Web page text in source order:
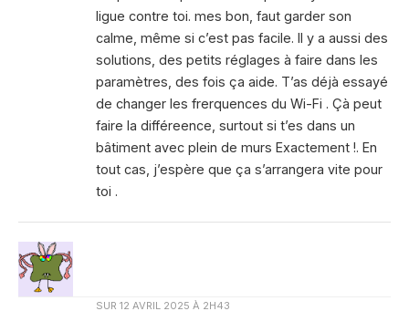
ligue contre toi. mes bon, faut garder son
calme, même si c’est pas facile. Il y a aussi des
solutions, des petits réglages à faire dans les
paramètres, des fois ça aide. T’as déjà essayé
de changer les frerquences du Wi-Fi . Çà peut
faire la différeence, surtout si t’es dans un
bâtiment avec plein de murs Exactement !. En
tout cas, j’espère que ça s’arrangera vite pour
toi .
SUR 12 AVRIL 2025 À 2H43